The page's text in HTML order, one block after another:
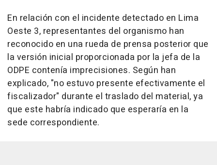
En relación con el incidente detectado en Lima
Oeste 3, representantes del organismo han
reconocido en una rueda de prensa posterior que
la versión inicial proporcionada por la jefa de la
ODPE contenía imprecisiones. Según han
explicado, "no estuvo presente efectivamente el
fiscalizador" durante el traslado del material, ya
que este habría indicado que esperaría en la
sede correspondiente.